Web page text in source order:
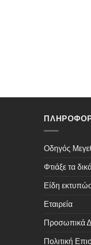
Οδηγός
Φτιάξε τα
Είδη
Εταιρεία
Προσωπικά
Πολιτική